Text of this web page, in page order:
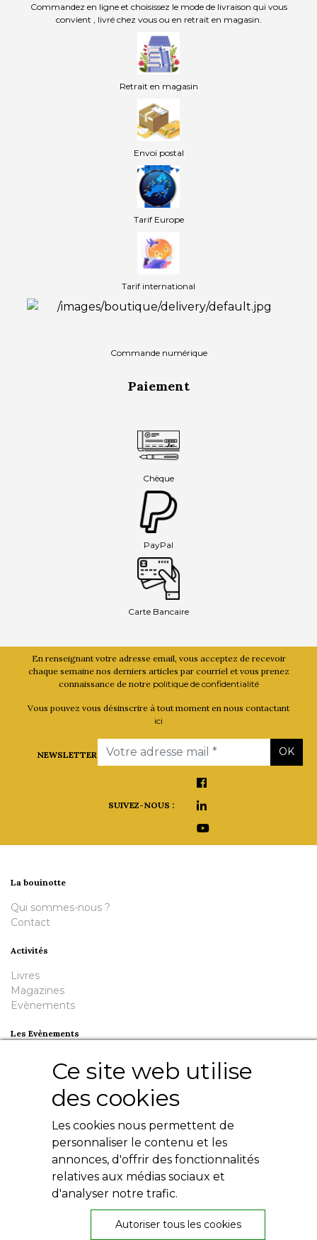
Ce site web utilise
des cookies
Les cookies nous permettent de
personnaliser le contenu et les
annonces, d'offrir des fonctionnalités
relatives aux médias sociaux et
d'analyser notre trafic.
Autoriser tous les cookies
Commandez en ligne et choisissez le mode de livraison qui vous
convient , livré chez vous ou en retrait en magasin.
Retrait en magasin
Envoi postal
Tarif Europe
Tarif international
Commande numérique
Paiement
Chèque
PayPal
Carte Bancaire
En renseignant votre adresse email, vous acceptez de recevoir
chaque semaine nos derniers articles par courriel et vous prenez
connaissance de notre politique de confidentialité
Vous pouvez vous désinscrire à tout moment en nous contactant
ici
NEWSLETTER
Email OK
SUIVEZ-NOUS :
La bouinotte
Qui sommes-nous ?
Contact
Activités
Livres
Magazines
Evènements
Les Evènements
Nuit de la Bouinotte
Besoin d'aide ?
Livres numériques
Mentions légales
Conditions générales
Politique de confidentialité